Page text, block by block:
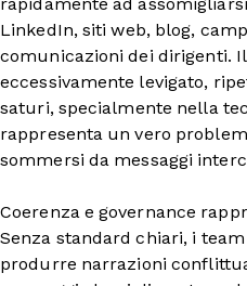
rapidamente ad
LinkedIn, siti web, blog,
comunicazioni dei dirigenti.
eccessivamente levigato,
saturi, specialmente nella
rappresenta un vero
sommersi da messaggi
Coerenza e governance
Senza standard chiari, i
produrre narrazioni